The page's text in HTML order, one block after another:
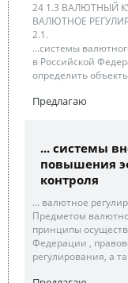
24 1.3 ВАЛЮТНЫЙ
ВАЛЮТНОЕ
2.1.
...системы
в Российской
определить
Предлагаю
... системы
повышения
контроля
... валютное
Предметом
принципы
Федерации ,
регулирования, а